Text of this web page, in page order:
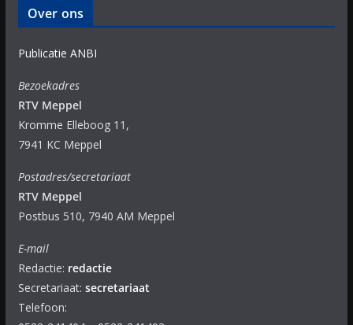
Over ons
Publicatie ANBI
Bezoekadres
RTV Meppel
Kromme Elleboog 11,
7941 KC Meppel
Postadres/secretariaat
RTV Meppel
Postbus 510, 7940 AM Meppel
E-mail
Redactie: redactie
Secretariaat: secretariaat
Telefoon: